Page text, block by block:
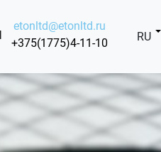
etonltd@etonltd.ru
+375(1775)4-11-10
RU